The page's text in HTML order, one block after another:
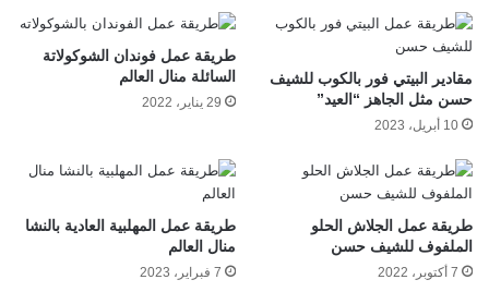
مقادير البيتي فور بالكوب للشيف
حسن مثل الجاهز “العيد”
10 أبريل، 2023
طريقة عمل فوندان الشوكولاتة
السائلة منال العالم
29 يناير، 2022
طريقة عمل الجلاش الحلو
الملفوف للشيف حسن
7 أكتوبر، 2022
طريقة عمل المهلبية العادية بالنشا
منال العالم
7 فبراير، 2023